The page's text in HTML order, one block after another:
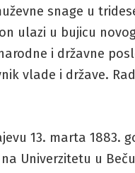
snage u
ulazi u bujicu
i državne
vlade i države.
13. marta 1883.
Univerzitetu u